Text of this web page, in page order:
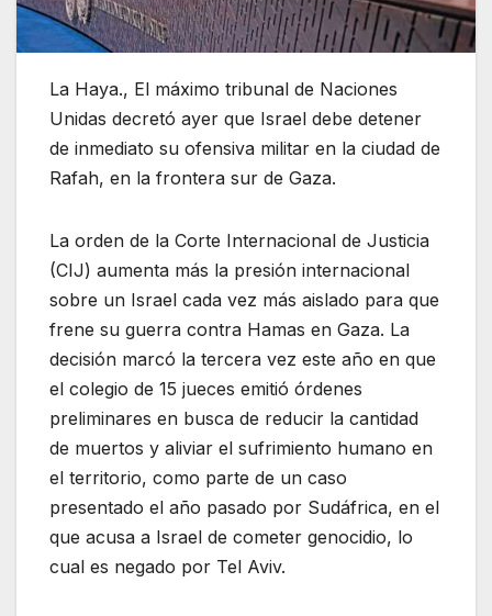
La Haya., El máximo tribunal de Naciones
Unidas decretó ayer que Israel debe detener
de inmediato su ofensiva militar en la ciudad de
Rafah, en la frontera sur de Gaza.
La orden de la Corte Internacional de Justicia
(CIJ) aumenta más la presión internacional
sobre un Israel cada vez más aislado para que
frene su guerra contra Hamas en Gaza. La
decisión marcó la tercera vez este año en que
el colegio de 15 jueces emitió órdenes
preliminares en busca de reducir la cantidad
de muertos y aliviar el sufrimiento humano en
el territorio, como parte de un caso
presentado el año pasado por Sudáfrica, en el
que acusa a Israel de cometer genocidio, lo
cual es negado por Tel Aviv.